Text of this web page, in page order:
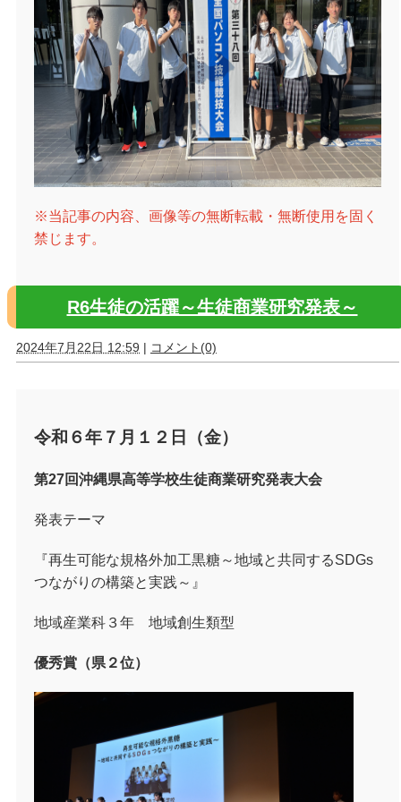
※当記事の内容、画像等の無断転載・無断使用を固く
禁じます。
R6生徒の活躍～生徒商業研究発表～
2024年7月22日 12:59 | コメント(0)
令和６年７月１２日（金）
第27回沖縄県高等学校生徒商業研究発表大会
発表テーマ
『再生可能な規格外加工黒糖～地域と共同するSDGs
つながりの構築と実践～』
地域産業科３年 地域創生類型
優秀賞（県２位）